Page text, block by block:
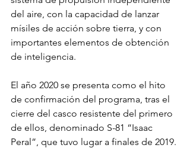
del aire, con la capacidad de lanzar
mísiles de acción sobre tierra, y con
importantes elementos de obtención
de inteligencia.
El año 2020 se presenta como el hito
de confirmación del programa, tras el
cierre del casco resistente del primero
de ellos, denominado S-81 “Isaac
Peral”, que tuvo lugar a finales de 2019.